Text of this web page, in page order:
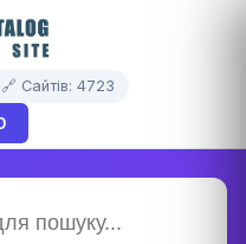
🔗 Сайтів: 4723